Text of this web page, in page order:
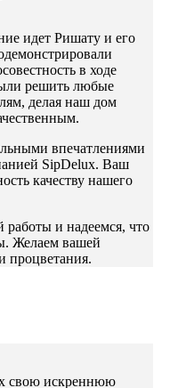
идет Ришату и его
в ходе
решить любые
делая наш дом
впечатлениями
SipDelux. Ваш
качеству нашего
и надеемся, что
Желаем вашей
процветания.
свою искреннюю